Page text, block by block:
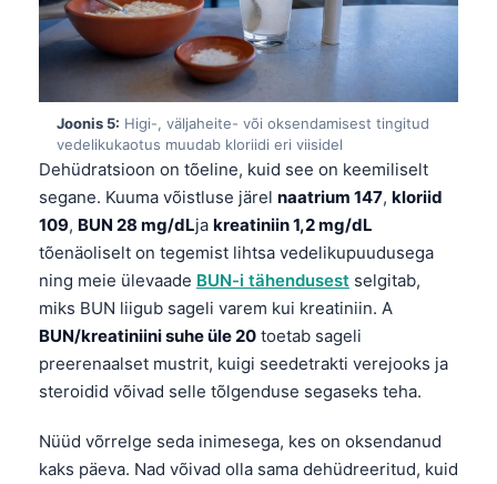
Joonis 5: Higi-, väljaheite- või oksendamisest tingitud
vedelikukaotus muudab kloriidi eri viisidel
Dehüdratsioon on tõeline, kuid see on keemiliselt
segane. Kuuma võistluse järel naatrium 147, kloriid
109, BUN 28 mg/dLja kreatiniin 1,2 mg/dL
tõenäoliselt on tegemist lihtsa vedelikupuudusega
ning meie ülevaade BUN-i tähendusest selgitab,
miks BUN liigub sageli varem kui kreatiniin. A
BUN/kreatiniini suhe üle 20 toetab sageli
preerenaalset mustrit, kuigi seedetrakti verejooks ja
steroidid võivad selle tõlgenduse segaseks teha.
Nüüd võrrelge seda inimesega, kes on oksendanud
kaks päeva. Nad võivad olla sama dehüdreeritud, kuid
Cebuano
Кыргызча
Татар теле
Беларуская мова
Esperanto
Frysk
Ślōnskŏ gŏdka
Norsk bokmål